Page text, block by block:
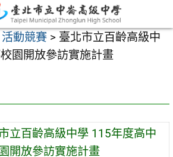
活動競賽 > 臺北市立百齡高級中
園開放參訪實施計畫
立百齡高級中學 115年度高中
開放參訪實施計畫